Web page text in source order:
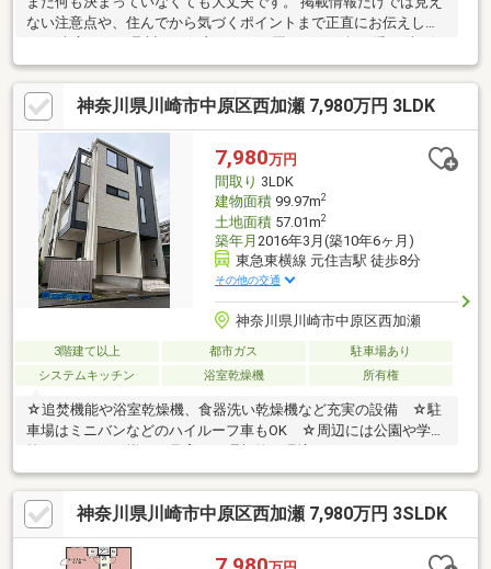
ない注意点や、住んでから気づくポイントまで正直にお伝えしま
えし、「納得して選ぶ
神奈川県川崎市中原区西加瀬 7,980万円 3LDK
7,980万円
間取り 3LDK
建物面積99.97m2
土地面積57.01m2
築年月 2016年3月(築10年6ヶ月)
東急東横線 元住吉駅 徒歩8分
その他の交通
神奈川県川崎市中原区西加瀬
3階建て以上 都市ガス
駐車場あり
システムキッチン
浴室乾燥機 所有権
☆追焚機能や浴室乾燥機、食器洗い乾燥機など充実の設備 ☆駐
車場はミニバンなどのハイルーフ車もOK ☆周辺には公園や学
神奈川県川崎市中原区西加瀬 7,980万円 3SLDK